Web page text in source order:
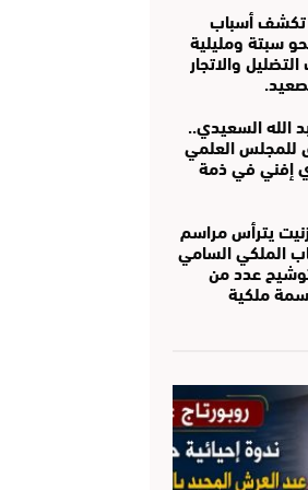
تكشف أسباب
سبتة ومليلية
والاتجار
الله السعيدي..
للمجلس العلمي
إفني في ذمة
يترأس مراسم
الملكي السامي
عدد من
ملكية